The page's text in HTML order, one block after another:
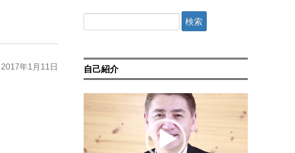
2017年1月11日
検
索:
自己紹介
動
レ
ー